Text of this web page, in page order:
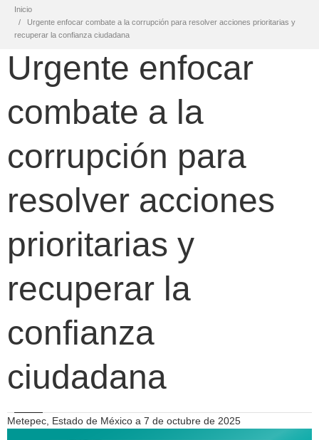
Inicio
Urgente enfocar combate a la corrupción para resolver acciones prioritarias y
recuperar la confianza ciudadana
Urgente enfocar
combate a la
corrupción para
resolver acciones
prioritarias y
recuperar la
confianza
ciudadana
Metepec, Estado de México a 7 de octubre de 2025